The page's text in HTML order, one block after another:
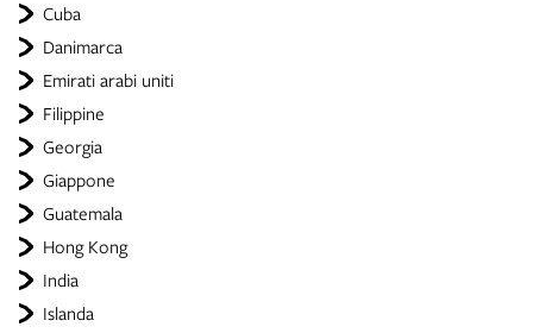
Cuba
Danimarca
Emirati arabi uniti
Filippine
Georgia
Giappone
Guatemala
Hong Kong
India
Islanda